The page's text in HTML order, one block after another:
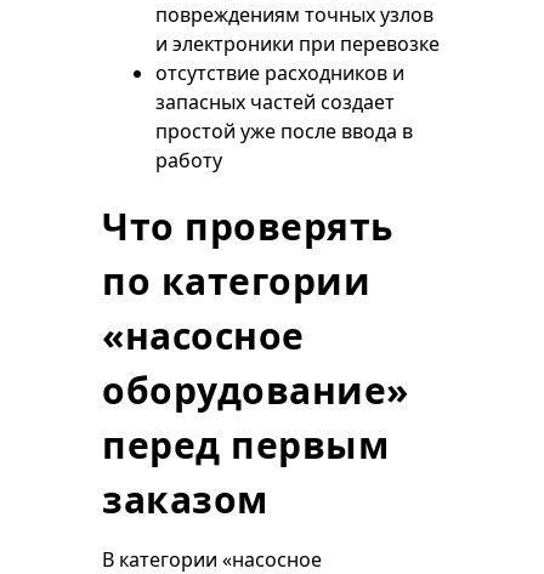
повреждениям точных узлов
и электроники при перевозке
отсутствие расходников и
запасных частей создает
простой уже после ввода в
работу
Что проверять
по категории
«насосное
оборудование»
перед первым
заказом
В категории «насосное